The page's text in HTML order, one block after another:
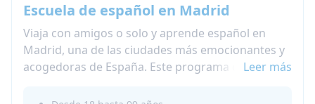
Escuela de español en Madrid
Viaja con amigos o solo y aprende español en
Madrid, una de las ciudades más emocionantes y
acogedoras de España. Este programa de
entretenidas con la oportunidad de practicar
Leer más